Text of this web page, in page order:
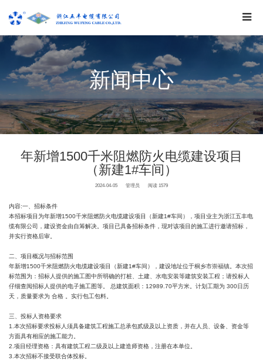
新闻中心
年新增1500千米阻燃防火电缆建设项目
（新建1#车间）
2024-04-05 管理员 阅读 1579
内容:一、招标条件
本招标项目为年新增1500千米阻燃防火电缆建设项目（新建1#车间），项目业主为浙江五丰电
缆有限公司，建设资金由自筹解决。项目已具备招标条件，现对该项目的施工进行邀请招标，
并实行资格后审。
二、项目概况与招标范围
年新增1500千米阻燃防火电缆建设项目（新建1#车间），建设地址位于桐乡市崇福镇。本次招
标范围为：招标人提供的施工图中所明确的打桩、土建、水电安装等建筑安装工程；请投标人
仔细查阅招标人提供的电子施工图等。 总建筑面积：12989.70平方米。计划工期为 300日历
天，质量要求为 合格 。实行包工包料。
三、投标人资格要求
1.本次招标要求投标人须具备建筑工程施工总承包贰级及以上资质，并在人员、设备、资金等
方面具有相应的施工能力。
2.项目经理资格：具有建筑工程二级及以上建造师资格，注册在本单位。
3.本次招标不接受联合体投标。